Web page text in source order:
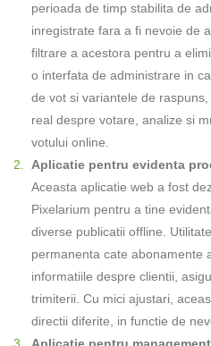
perioada de timp stabilita de
inregistrate fara a fi nevoie de
filtrare a acestora pentru a
o interfata de administrare in
de vot si variantele de
real despre votare, analize si
votului online.
Aplicatie pentru evidenta
Aceasta aplicatie web a fost
Pixelarium pentru a tine
diverse publicatii offline.
permanenta cate abonamente
informatiile despre clientii,
trimiterii. Cu mici ajustari,
directii diferite, in functie de